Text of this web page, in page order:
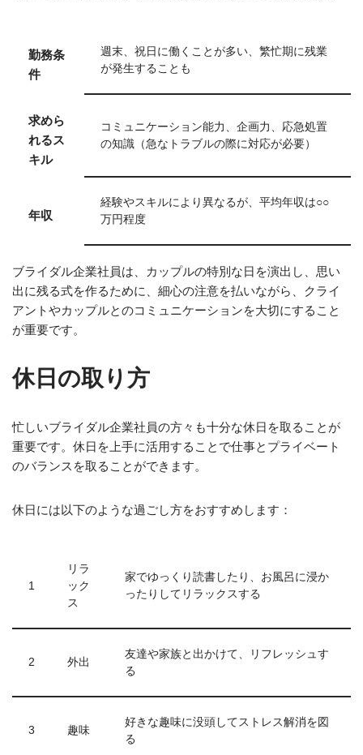
勤務条
件
週末、祝日に働くことが多い、繁忙期に残業
が発生することも
求めら
れるス
キル
コミュニケーション能力、企画力、応急処置
の知識（急なトラブルの際に対応が必要）
年収
経験やスキルにより異なるが、平均年収は○○
万円程度
ブライダル企業社員は、カップルの特別な日を演出し、思い
出に残る式を作るために、細心の注意を払いながら、クライ
アントやカップルとのコミュニケーションを大切にすること
が重要です。
休日の取り方
忙しいブライダル企業社員の方々も十分な休日を取ることが
重要です。休日を上手に活用することで仕事とプライベート
のバランスを取ることができます。
休日には以下のような過ごし方をおすすめします：
1
リラ
ック
ス
家でゆっくり読書したり、お風呂に浸か
ったりしてリラックスする
2 外出
友達や家族と出かけて、リフレッシュす
る
3 趣味
好きな趣味に没頭してストレス解消を図
る